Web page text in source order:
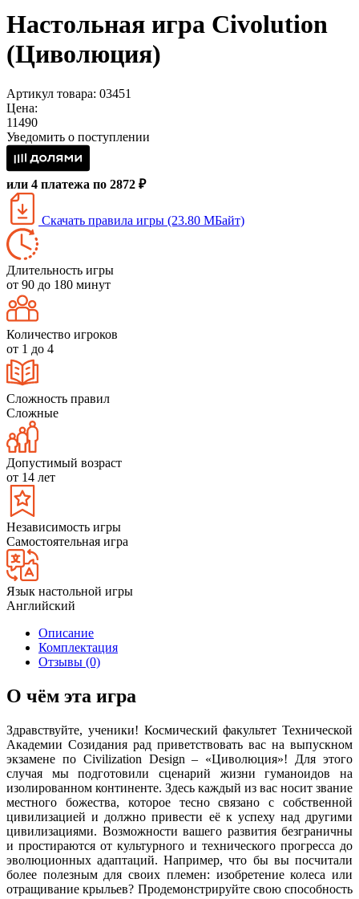
Настольная игра Civolution
(Циволюция)
Артикул товара: 03451
Цена:
11490
Уведомить о поступлении
или 4 платежа по 2872 ₽
Скачать правила игры (23.80 МБайт)
Длительность игры
от 90 до 180 минут
Количество игроков
от 1 до 4
Сложность правил
Сложные
Допустимый возраст
от 14 лет
Независимость игры
Самостоятельная игра
Язык настольной игры
Английский
Описание
Комплектация
Отзывы (0)
О чём эта игра
Здравствуйте, ученики! Космический факультет Технической
Академии Созидания рад приветствовать вас на выпускном
экзамене по Civilization Design – «Циволюция»! Для этого
случая мы подготовили сценарий жизни гуманоидов на
изолированном континенте. Здесь каждый из вас носит звание
местного божества, которое тесно связано с собственной
цивилизацией и должно привести её к успеху над другими
цивилизациями. Возможности вашего развития безграничны
и простираются от культурного и технического прогресса до
эволюционных адаптаций. Например, что бы вы посчитали
более полезным для своих племен: изобретение колеса или
отращивание крыльев? Продемонстрируйте свою способность